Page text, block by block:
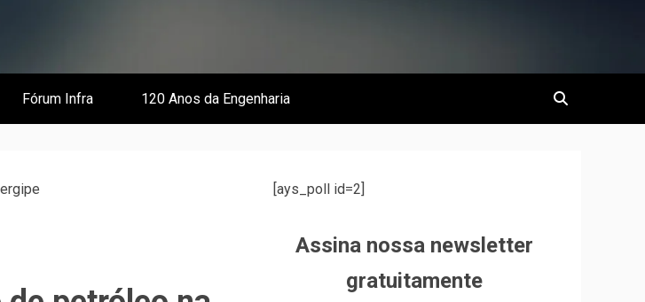
Fórum Infra 120 Anos da Engenharia
[ays_poll id=2]
Assina nossa newsletter
gratuitamente